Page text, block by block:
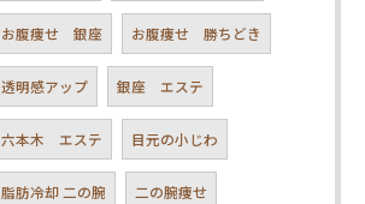
お腹痩せ 銀座 お腹痩せ 勝ちどき
透明感アップ 銀座 エステ
六本木 エステ 目元の小じわ
脂肪冷却 二の腕 二の腕痩せ